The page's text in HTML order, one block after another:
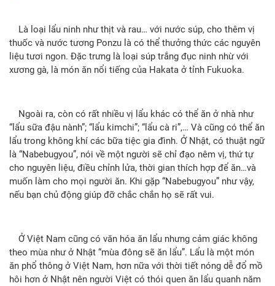
Là loại lẩu ninh như thịt và rau… với nước súp, cho thêm vị
thuốc và nước tương Ponzu là có thể thưởng thức các nguyên
liệu tươi ngon. Đặc trưng là loại súp trắng đục ninh nhừ với
xương gà, là món ăn nổi tiếng của Hakata ở tỉnh Fukuoka.
Ngoài ra, còn có rất nhiều vị lẩu khác có thể ăn ở nhà như
“lẩu sữa đậu nành”; “lẩu kimchi”; “lẩu cà ri”,… Và cũng có thể ăn
lẩu trong không khí các bữa tiệc gia đình. Ở Nhật, có thuật ngữ
là “Nabebugyou”, nói về một người sẽ chỉ đạo nêm vị, thứ tự
cho nguyên liệu, điều chỉnh lửa, thời gian thích hợp để ăn…và
muốn làm cho mọi người ăn. Khi gặp “Nabebugyou” như vậy,
nếu bạn chủ động giúp đỡ chắc chắn họ sẽ rất vui.
Ở Việt Nam cũng có văn hóa ăn lẩu nhưng cảm giác không
theo mùa như ở Nhật “mùa đông sẽ ăn lẩu”. Lẩu là một món
ăn phổ thông ở Việt Nam, hơn nữa với thời tiết nóng dễ đổ mồ
hôi hơn ở Nhật nên người Việt có thói quen ăn lẩu quanh năm